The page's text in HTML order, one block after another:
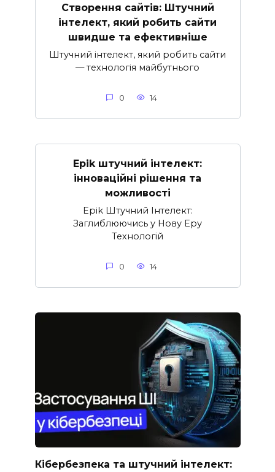
Створення сайтів: Штучний
інтелект, який робить сайти
швидше та ефективніше
Штучний інтелект, який робить сайти
— технологія майбутнього
0 14
Epik штучний інтелект:
інноваційні рішення та
можливості
Epik Штучний Інтелект:
Заглиблюючись у Нову Еру
Технологій
0 14
Кібербезпека та штучний інтелект: